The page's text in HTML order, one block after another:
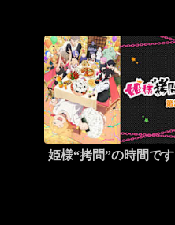
姫様“拷問”の時間です